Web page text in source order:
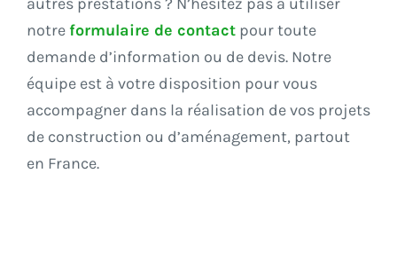
notre formulaire de contact pour toute
demande d’information ou de devis. Notre
équipe est à votre disposition pour vous
accompagner dans la réalisation de vos projets
de construction ou d’aménagement, partout
en France.